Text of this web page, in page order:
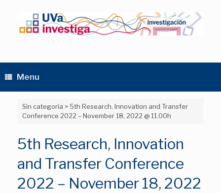
Menu
Sin categoría > 5th Research, Innovation and Transfer
Conference 2022 – November 18, 2022 @ 11.00h
5th Research, Innovation
and Transfer Conference
2022 – November 18, 2022